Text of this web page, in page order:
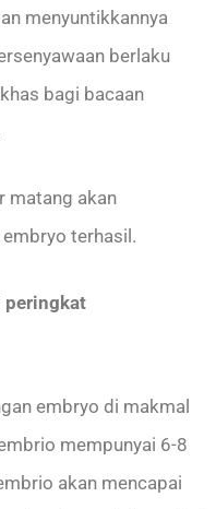
menyuntikkannya
berlaku
bagi bacaan
matang akan
terhasil.
peringkat
embryo di makmal
mempunyai 6-8
akan mencapai